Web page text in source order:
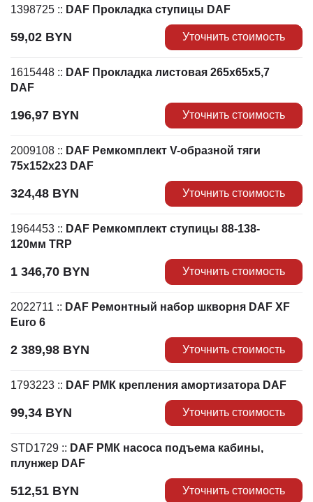
1398725 :: DAF Прокладка ступицы DAF
59,02 BYN Уточнить стоимость
1615448 :: DAF Прокладка листовая 265х65х5,7
DAF
196,97 BYN Уточнить стоимость
2009108 :: DAF Ремкомплект V-образной тяги
75x152x23 DAF
324,48 BYN Уточнить стоимость
1964453 :: DAF Ремкомплект ступицы 88-138-
120мм TRP
1 346,70 BYN Уточнить стоимость
2022711 :: DAF Ремонтный набор шкворня DAF XF
Euro 6
2 389,98 BYN Уточнить стоимость
1793223 :: DAF РМК крепления амортизатора DAF
99,34 BYN Уточнить стоимость
STD1729 :: DAF РМК насоса подъема кабины,
плунжер DAF
512,51 BYN Уточнить стоимость